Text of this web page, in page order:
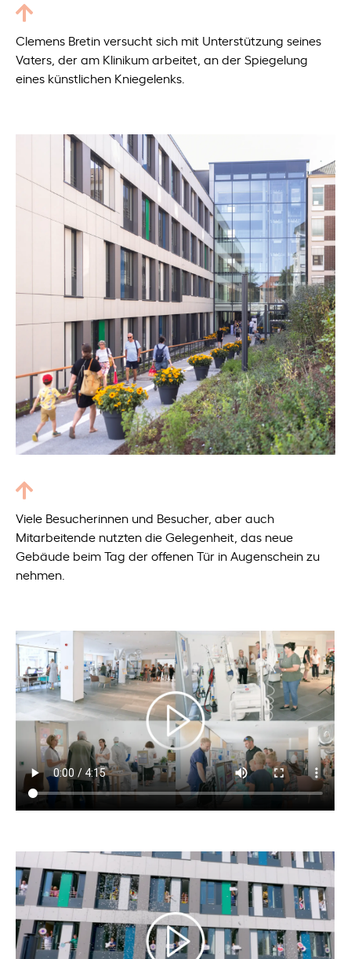
Clemens Bretin versucht sich mit Unterstützung seines
Vaters, der am Klinikum arbeitet, an der Spiegelung
eines künstlichen Kniegelenks.
Viele Besucherinnen und Besucher, aber auch
Mitarbeitende nutzten die Gelegenheit, das neue
Gebäude beim Tag der offenen Tür in Augenschein zu
nehmen.